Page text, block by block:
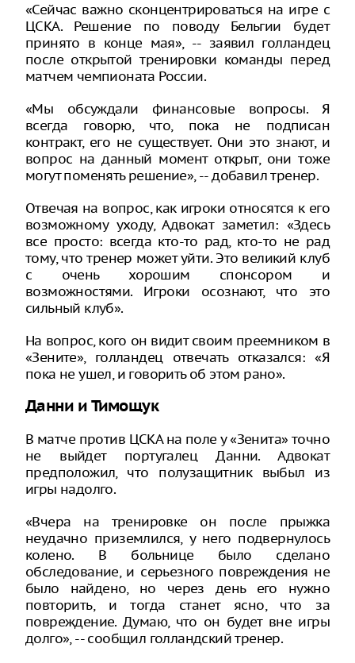
«Сейчас важно сконцентрироваться на игре с
ЦСКА. Решение по поводу Бельгии будет
принято в конце мая», -- заявил голландец
после открытой тренировки команды перед
матчем чемпионата России.
«Мы обсуждали финансовые вопросы. Я
всегда говорю, что, пока не подписан
контракт, его не существует. Они это знают, и
вопрос на данный момент открыт, они тоже
могут поменять решение», -- добавил тренер.
Отвечая на вопрос, как игроки относятся к его
возможному уходу, Адвокат заметил: «Здесь
все просто: всегда кто-то рад, кто-то не рад
тому, что тренер может уйти. Это великий клуб
с очень хорошим спонсором и
возможностями. Игроки осознают, что это
сильный клуб».
На вопрос, кого он видит своим преемником в
«Зените», голландец отвечать отказался: «Я
пока не ушел, и говорить об этом рано».
Данни и Тимощук
В матче против ЦСКА на поле у «Зенита» точно
не выйдет португалец Данни. Адвокат
предположил, что полузащитник выбыл из
игры надолго.
«Вчера на тренировке он после прыжка
неудачно приземлился, у него подвернулось
колено. В больнице было сделано
обследование, и серьезного повреждения не
было найдено, но через день его нужно
повторить, и тогда станет ясно, что за
повреждение. Думаю, что он будет вне игры
долго», -- сообщил голландский тренер.